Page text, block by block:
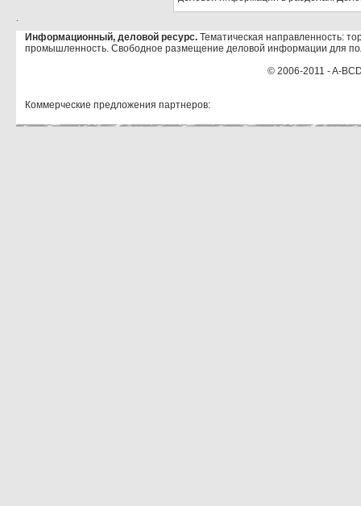
.
Информационный, деловой ресурс. Тематическая направленность:
промышленность. Свободное размещение деловой информации для
© 2006-2011 - A-
Коммерческие предложения партнеров: